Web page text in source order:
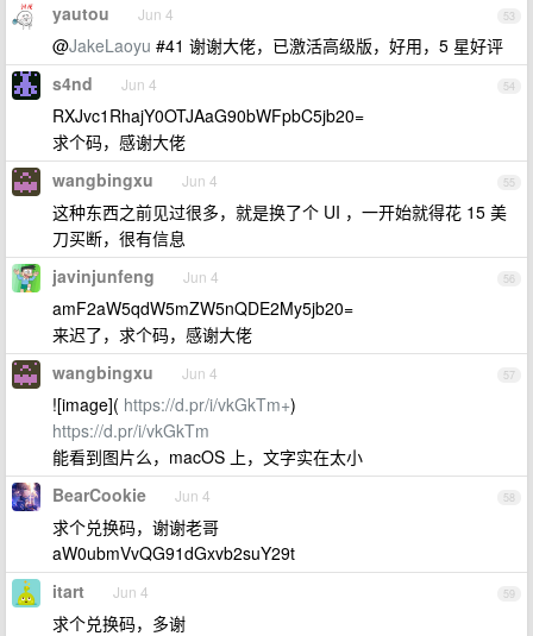
53
yautou Jun 4
@JakeLaoyu #41 谢谢大佬，已激活高级版，好用，5 星好评
54
s4nd Jun 4
RXJvc1RhajY0OTJAaG90bWFpbC5jb20=
求个码，感谢大佬
55
wangbingxu Jun 4
这种东西之前见过很多，就是换了个 UI ，一开始就得花 15 美
刀买断，很有信息
56
javinjunfeng Jun 4
amF2aW5qdW5mZW5nQDE2My5jb20=
来迟了，求个码，感谢大佬
57
wangbingxu Jun 4
![image]( https://d.pr/i/vkGkTm+)
https://d.pr/i/vkGkTm
能看到图片么，macOS 上，文字实在太小
58
BearCookie Jun 4
求个兑换码，谢谢老哥
aW0ubmVvQG91dGxvb2suY29t
59
itart Jun 4
求个兑换码，多谢